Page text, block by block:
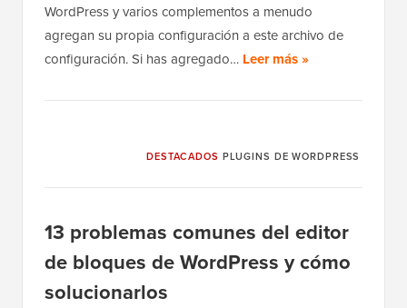
WordPress y varios complementos a menudo
agregan su propia configuración a este archivo de
configuración. Si has agregado… Leer más »
DESTACADOS PLUGINS DE WORDPRESS
13 problemas comunes del editor
de bloques de WordPress y cómo
solucionarlos